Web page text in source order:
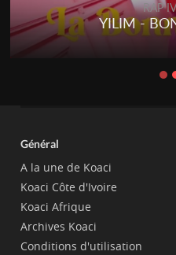
RAP
YILIM -
Général
A la une de Koaci
Koaci Côte d'Ivoire
Koaci Afrique
Archives Koaci
Conditions d'utilisation